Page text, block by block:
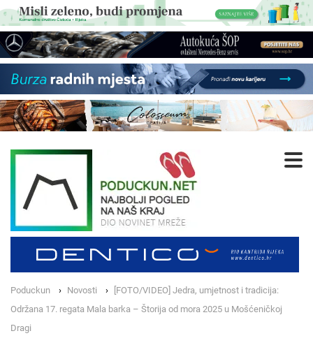
Poduckun Novosti
[FOTO/VIDEO] Jedra, umjetnost i tradicija:
Održana 17. regata Mala barka – Štorija od mora 2025 u Mošćeničkoj
Dragi